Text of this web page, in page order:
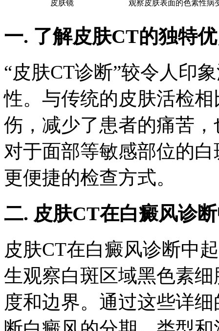
皮肤镜 观察皮肤表面的色素性病
一. 了解皮肤CT的独特
“皮肤CT诊断”较令人印
性。与传统的皮肤活检
伤，减少了患者的痛苦
对于面部等敏感部位的
更便捷的检查方式。
二. 皮肤CT在白癜风诊
皮肤CT在白癜风诊断中
生观察白斑区域黑色素
度和边界。通过这些详